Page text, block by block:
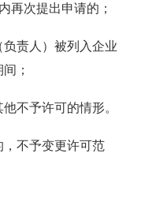
再次提出申请的；
负责人）被列入企业
；
不予许可的情形。
不予变更许可范